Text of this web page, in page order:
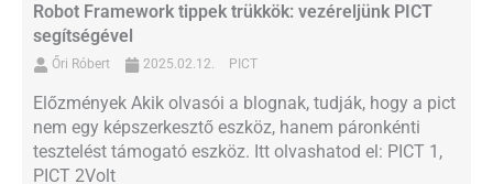
Robot Framework tippek trükkök: vezéreljünk PICT
segítségével
Őri Róbert 2025.02.12. PICT
Előzmények Akik olvasói a blognak, tudják, hogy a pict
nem egy képszerkesztő eszköz, hanem páronkénti
tesztelést támogató eszköz. Itt olvashatod el: PICT 1,
PICT 2Volt